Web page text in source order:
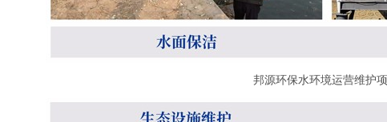
邦源环保水环境运营维护